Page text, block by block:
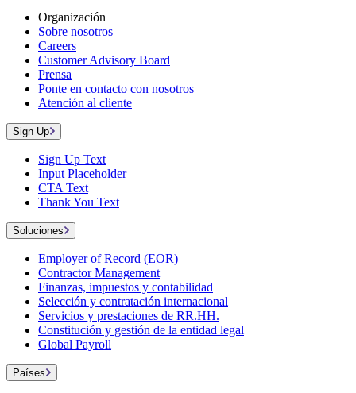
Organización
Sobre nosotros
Careers
Customer Advisory Board
Prensa
Ponte en contacto con nosotros
Atención al cliente
Sign Up
Sign Up Text
Input Placeholder
CTA Text
Thank You Text
Soluciones
Employer of Record (EOR)
Contractor Management
Finanzas, impuestos y contabilidad
Selección y contratación internacional
Servicios y prestaciones de RR.HH.
Constitución y gestión de la entidad legal
Global Payroll
Países